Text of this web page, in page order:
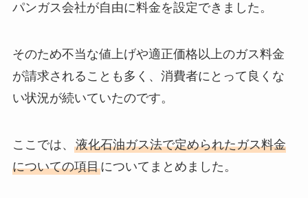
パンガス会社が自由に料金を設定できました。
そのため不当な値上げや適正価格以上のガス料金
が請求されることも多く、消費者にとって良くな
い状況が続いていたのです。
ここでは、 液化石油ガス法で定められたガス料金
についての項目についてまとめました。